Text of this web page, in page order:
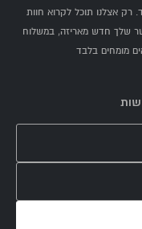
רק אצלנו תוכל לקרוא חוות
שלך חדש מאריזה, במשלוח
מומחים בלבד